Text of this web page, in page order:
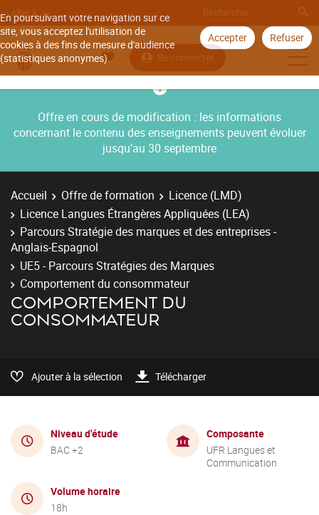
En poursuivant votre navigation sur ce
site, vous acceptez l'utilisation de
cookies à des fins de mesure d'audience
(statistiques anonymes).
Accepter Refuser
Aller à
Se connecter
Offre en cours de modification : les informations
concernant le contenu des enseignements peuvent évoluer
jusqu’au 30 septembre
Accueil Offre de formation
Licence (LMD)
Licence Langues Étrangères Appliquées (LEA)
Parcours Stratégie des marques et des entreprises -
Anglais-Espagnol
UE5 - Parcours Stratégies des Marques
Comportement du consommateur
COMPORTEMENT DU
CONSOMMATEUR
Ajouter à la sélection Télécharger
Niveau d'étude
BAC +2
Composante
UFR Langues et
Communication
Volume horaire
18h